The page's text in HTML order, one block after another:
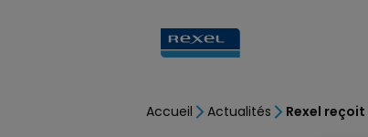
Accueil Actualités Rexel